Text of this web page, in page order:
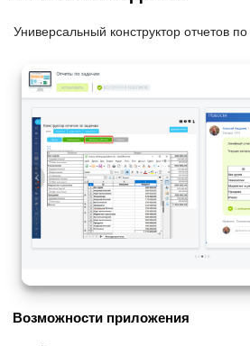
Универсальный конструктор отчетов
Возможности приложения